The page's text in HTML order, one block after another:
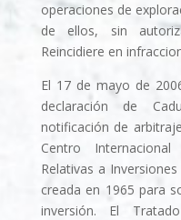
operaciones de
de ellos, sin
Reincidiere en
El 17 de mayo de
declaración de
notificación de
Centro
Relativas a
creada en 1965 para
inversión. El